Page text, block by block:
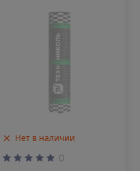
Нет в наличии
0